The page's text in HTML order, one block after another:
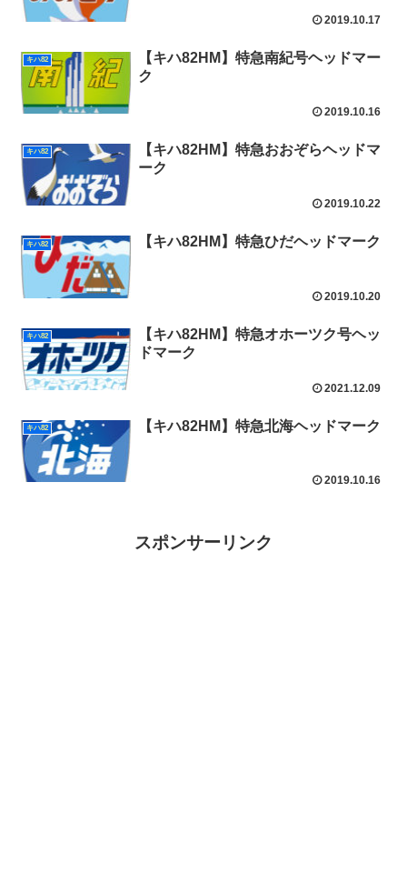
2019.10.17
キハ82
【キハ82HM】特急南紀号ヘッドマー
ク
2019.10.16
キハ82
【キハ82HM】特急おおぞらヘッドマ
ーク
2019.10.22
キハ82 【キハ82HM】特急ひだヘッドマーク
2019.10.20
キハ82
【キハ82HM】特急オホーツク号ヘッ
ドマーク
2021.12.09
キハ82 【キハ82HM】特急北海ヘッドマーク
2019.10.16
スポンサーリンク